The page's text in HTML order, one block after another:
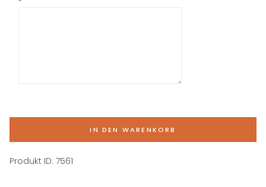
IN DEN WARENKORB
Produkt ID:7561